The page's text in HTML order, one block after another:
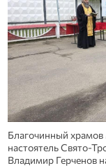
Благочинный храмов
настоятель Свято-
Владимир Герченов